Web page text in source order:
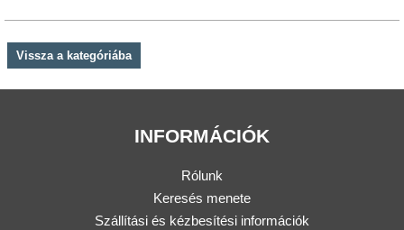
Vissza a kategóriába
INFORMÁCIÓK
Rólunk
Keresés menete
Szállítási és kézbesítési információk